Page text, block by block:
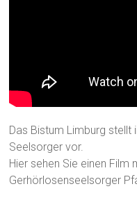
Das Bistum Limburg stellt
Seelsorger vor.
Hier sehen Sie einen Film
Gerhörlosenseelsorger